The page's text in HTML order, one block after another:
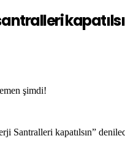
şimdi!
Santralleri kapatılsın”